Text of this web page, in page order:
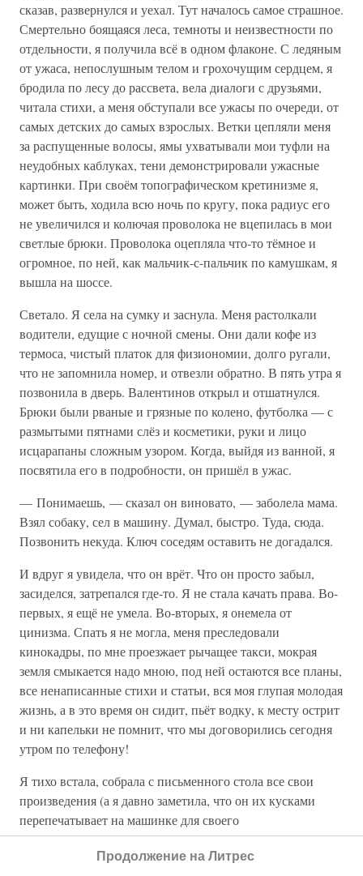
сказав, развернулся и уехал. Тут началось самое страшное.
Смертельно боящаяся леса, темноты и неизвестности по
отдельности, я получила всё в одном флаконе. С ледяным
от ужаса, непослушным телом и грохочущим сердцем, я
бродила по лесу до рассвета, вела диалоги с друзьями,
читала стихи, а меня обступали все ужасы по очереди, от
самых детских до самых взрослых. Ветки цепляли меня
за распущенные волосы, ямы ухватывали мои туфли на
неудобных каблуках, тени демонстрировали ужасные
картинки. При своём топографическом кретинизме я,
может быть, ходила всю ночь по кругу, пока радиус его
не увеличился и колючая проволока не вцепилась в мои
светлые брюки. Проволока оцепляла что-то тёмное и
огромное, по ней, как мальчик-с-пальчик по камушкам, я
вышла на шоссе.
Светало. Я села на сумку и заснула. Меня растолкали
водители, едущие с ночной смены. Они дали кофе из
термоса, чистый платок для физиономии, долго ругали,
что не запомнила номер, и отвезли обратно. В пять утра я
позвонила в дверь. Валентинов открыл и отшатнулся.
Брюки были рваные и грязные по колено, футболка — с
размытыми пятнами слёз и косметики, руки и лицо
исцарапаны сложным узором. Когда, выйдя из ванной, я
посвятила его в подробности, он пришёл в ужас.
— Понимаешь, — сказал он виновато, — заболела мама.
Взял собаку, сел в машину. Думал, быстро. Туда, сюда.
Позвонить некуда. Ключ соседям оставить не догадался.
И вдруг я увидела, что он врёт. Что он просто забыл,
засиделся, затрепался где-то. Я не стала качать права. Во-
первых, я ещё не умела. Во-вторых, я онемела от
цинизма. Спать я не могла, меня преследовали
кинокадры, по мне проезжает рычащее такси, мокрая
земля смыкается надо мною, под ней остаются все планы,
все ненаписанные стихи и статьи, вся моя глупая молодая
жизнь, а в это время он сидит, пьёт водку, к месту острит
и ни капельки не помнит, что мы договорились сегодня
утром по телефону!
Я тихо встала, собрала с письменного стола все свои
произведения (а я давно заметила, что он их кусками
перепечатывает на машинке для своего
мёртворождённого сценария), натянула ещё мокрую,
выстиранную им одежду и выскользнула. Собака даже не
Продолжение на Литрес